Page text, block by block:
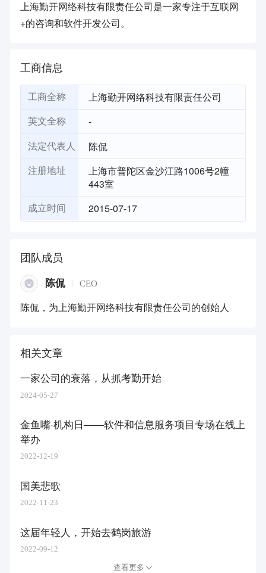
上海勤开网络科技有限责任公司是一家专注于互联网
+的咨询和软件开发公司。
工商信息
工商全称 上海勤开网络科技有限责任公司
英文全称 -
法定代表人 陈侃
注册地址
上海市普陀区金沙江路1006号2幢
443室
成立时间 2015-07-17
团队成员
陈侃 CEO
陈侃，为上海勤开网络科技有限责任公司的创始人
相关文章
一家公司的衰落，从抓考勤开始
2024-05-27
金鱼嘴·机构日——软件和信息服务项目专场在线上
举办
2022-12-19
国美悲歌
2022-11-23
这届年轻人，开始去鹤岗旅游
2022-09-12
查看更多